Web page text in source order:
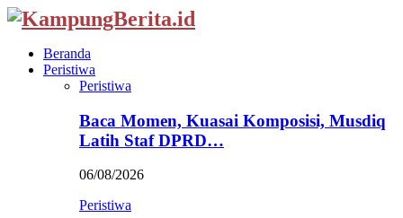
Beranda
Peristiwa
Peristiwa
Baca Momen, Kuasai Komposisi, Musdiq
Latih Staf DPRD…
06/08/2026
Peristiwa